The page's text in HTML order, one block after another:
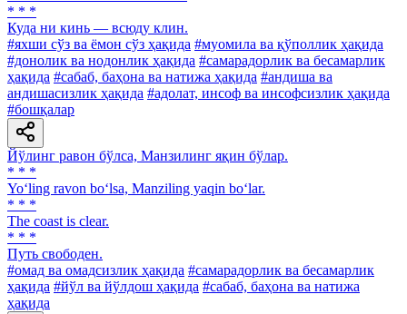
* * *
Куда ни кинь — всюду клин.
#яхши сўз ва ёмон сўз ҳақида #муомила ва қўполлик ҳақида
#донолик ва нодонлик ҳақида #самарадорлик ва бесамарлик
ҳақида #сабаб, баҳона ва натижа ҳақида #андиша ва
андишасизлик ҳақида #адолат, инсоф ва инсофсизлик ҳақида
#бошқалар
Йўлинг равон бўлса, Манзилинг яқин бўлар.
* * *
Yo‘ling ravon bo‘lsa, Manziling yaqin bo‘lar.
* * *
The coast is clear.
* * *
Путь свободен.
#омад ва омадсизлик ҳақида #самарадорлик ва бесамарлик
ҳақида #йўл ва йўлдош ҳақида #сабаб, баҳона ва натижа
ҳақида